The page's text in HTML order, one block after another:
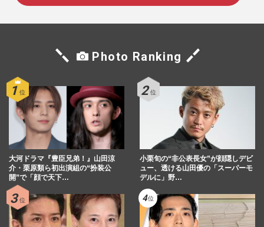
Photo Ranking
大河ドラマ『豊臣兄弟！』山田涼
介・栗原類ら初出演組の“扮装公
開”で「顔で天下…
小栗旬の“非公表長女”が顔隠しデビ
ュー、透ける山田優の「スーパーモ
デルに」野…